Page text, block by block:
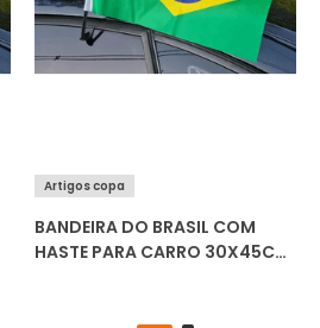
Artigos copa
BANDEIRA DO BRASIL COM
HASTE PARA CARRO 30X45CM